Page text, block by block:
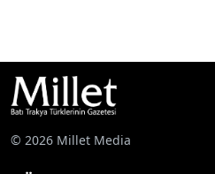
© 2026 Millet Media